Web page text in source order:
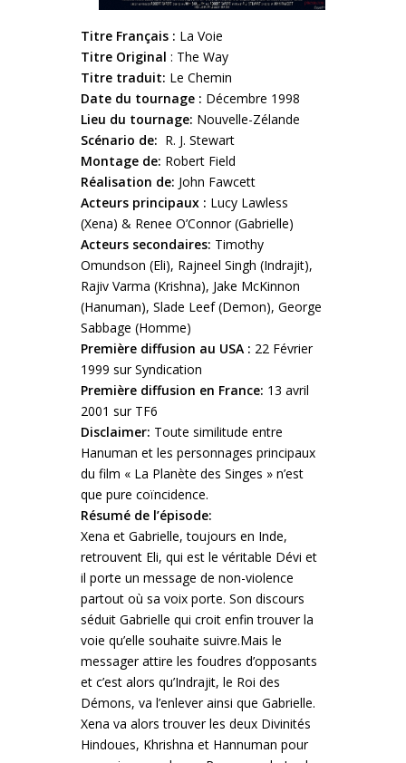
Titre Français : La Voie
Titre Original : The Way
Titre traduit: Le Chemin
Date du tournage : Décembre 1998
Lieu du tournage: Nouvelle-Zélande
Scénario de: R. J. Stewart
Montage de: Robert Field
Réalisation de: John Fawcett
Acteurs principaux : Lucy Lawless
(Xena) & Renee O’Connor (Gabrielle)
Acteurs secondaires: Timothy
Omundson (Eli), Rajneel Singh (Indrajit),
Rajiv Varma (Krishna), Jake McKinnon
(Hanuman), Slade Leef (Demon), George
Sabbage (Homme)
Première diffusion au USA : 22 Février
1999 sur Syndication
Première diffusion en France: 13 avril
2001 sur TF6
Disclaimer: Toute similitude entre
Hanuman et les personnages principaux
du film « La Planète des Singes » n’est
que pure coïncidence.
Résumé de l’épisode:
Xena et Gabrielle, toujours en Inde,
retrouvent Eli, qui est le véritable Dévi et
il porte un message de non-violence
partout où sa voix porte. Son discours
séduit Gabrielle qui croit enfin trouver la
voie qu’elle souhaite suivre.Mais le
messager attire les foudres d’opposants
et c’est alors qu’Indrajit, le Roi des
Démons, va l’enlever ainsi que Gabrielle.
Xena va alors trouver les deux Divinités
Hindoues, Khrishna et Hannuman pour